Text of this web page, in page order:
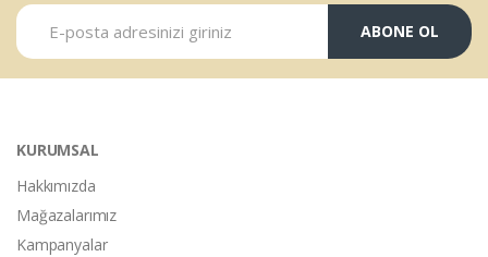
ABONE OL
KURUMSAL
Hakkımızda
Mağazalarımız
Kampanyalar